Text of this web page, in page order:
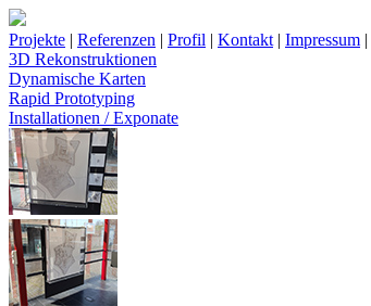
Projekte | Referenzen | Profil | Kontakt | Impressum |
3D Rekonstruktionen
Dynamische Karten
Rapid Prototyping
Installationen / Exponate